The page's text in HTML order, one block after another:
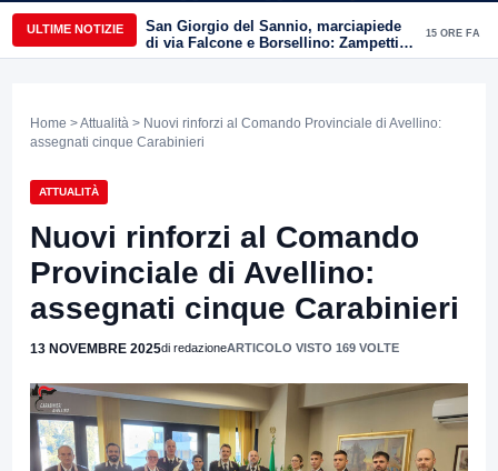
ULTIME NOTIZIE
San Giorgio del Sannio, marciapiede
di via Falcone e Borsellino: Zampetti e
Lombardi replicano alle polemiche
15 ORE FA
Home >Attualità > Nuovi rinforzi al Comando Provinciale di Avellino:
assegnati cinque Carabinieri
ATTUALITÀ
Nuovi rinforzi al Comando
Provinciale di Avellino:
assegnati cinque Carabinieri
13 NOVEMBRE 2025di redazioneARTICOLO VISTO 169 VOLTE